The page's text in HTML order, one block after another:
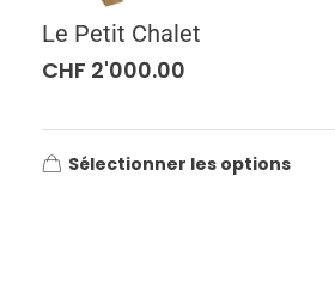
Le Petit Chalet
CHF 2'000.00
Sélectionner les options